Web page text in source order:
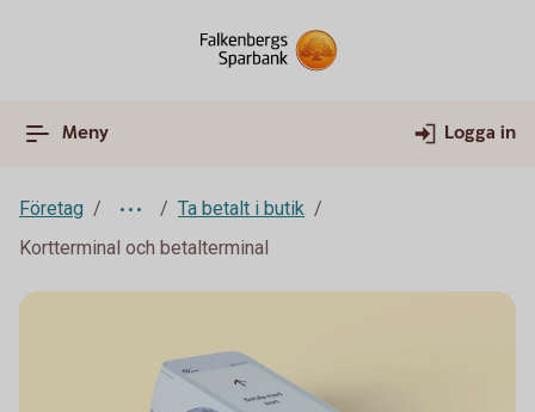
Meny Logga in
Företag
Ta betalt i butik
Kortterminal och betalterminal